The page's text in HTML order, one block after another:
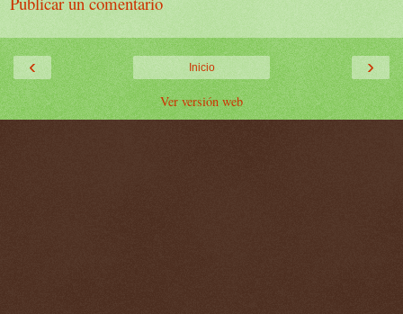
‹ ›
Inicio
Ver versión web